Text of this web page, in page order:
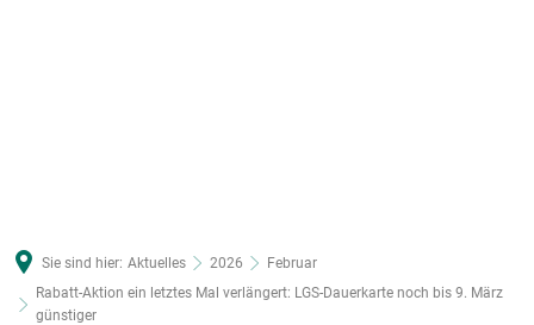
Sie sind hier: Aktuelles 2026
Februar
Rabatt-Aktion ein letztes Mal verlängert: LGS-Dauerkarte noch bis 9. März
günstiger